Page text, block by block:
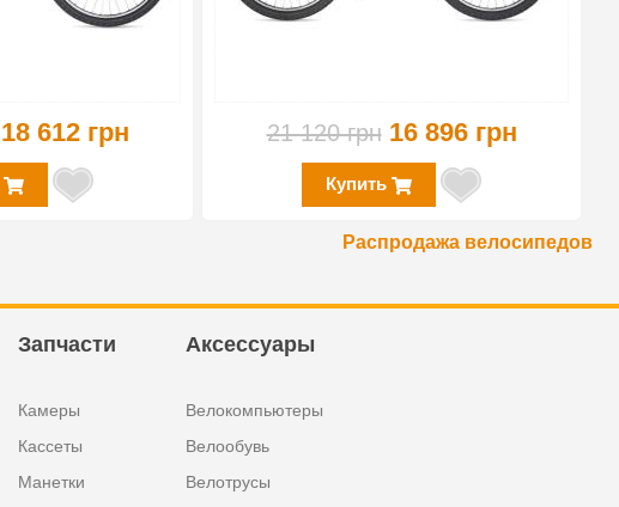
18 612 грн 21 120 грн 16 896 грн
Купить
Распродажа велосипедов
Запчасти
Камеры
Кассеты
Манетки
Аксессуары
Велокомпьютеры
Велообувь
Велотрусы